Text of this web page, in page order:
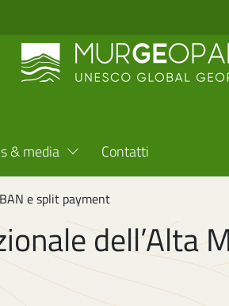
& media Contatti
e split payment
dell’Alta